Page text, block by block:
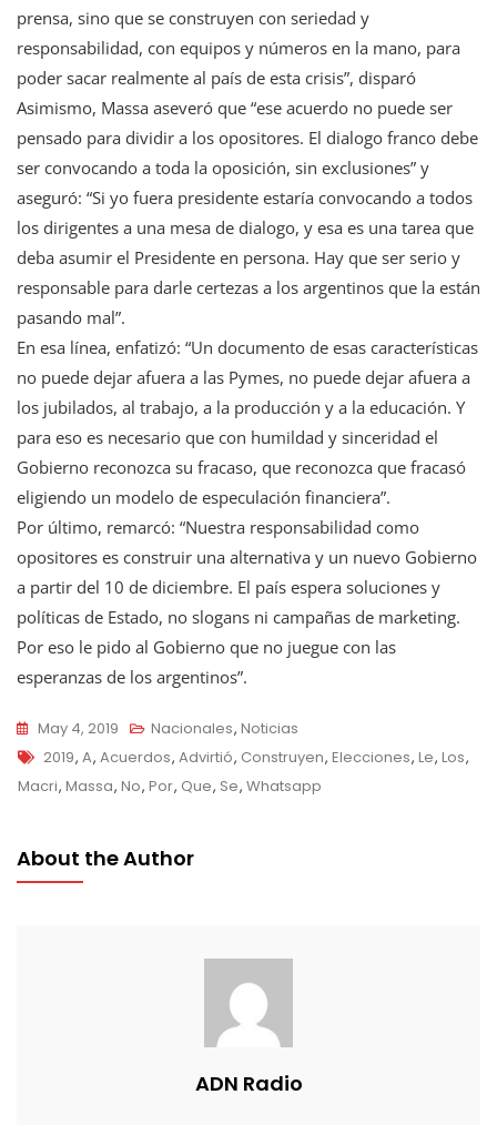
prensa, sino que se construyen con seriedad y
responsabilidad, con equipos y números en la mano, para
poder sacar realmente al país de esta crisis”, disparó
Asimismo, Massa aseveró que “ese acuerdo no puede ser
pensado para dividir a los opositores. El dialogo franco debe
ser convocando a toda la oposición, sin exclusiones” y
aseguró: “Si yo fuera presidente estaría convocando a todos
los dirigentes a una mesa de dialogo, y esa es una tarea que
deba asumir el Presidente en persona. Hay que ser serio y
responsable para darle certezas a los argentinos que la están
pasando mal”.
En esa línea, enfatizó: “Un documento de esas características
no puede dejar afuera a las Pymes, no puede dejar afuera a
los jubilados, al trabajo, a la producción y a la educación. Y
para eso es necesario que con humildad y sinceridad el
Gobierno reconozca su fracaso, que reconozca que fracasó
eligiendo un modelo de especulación financiera”.
Por último, remarcó: “Nuestra responsabilidad como
opositores es construir una alternativa y un nuevo Gobierno
a partir del 10 de diciembre. El país espera soluciones y
políticas de Estado, no slogans ni campañas de marketing.
Por eso le pido al Gobierno que no juegue con las
esperanzas de los argentinos”.
May 4, 2019 Nacionales, Noticias
Tags
2019, A, Acuerdos, Advirtió, Construyen, Elecciones, Le, Los,
Macri, Massa, No, Por, Que, Se, Whatsapp
About the Author
ADN Radio